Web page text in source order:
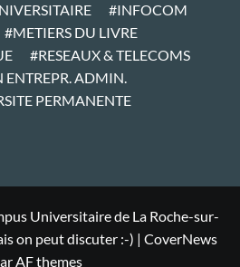
#INFOCOM
#METIERS DU LIVRE
#RESEAUX & TELECOMS
ENTREPR. ADMIN.
PERMANENTE
Universitaire de La Roche-sur-
on peut discuter :-) | CoverNews
AF themes